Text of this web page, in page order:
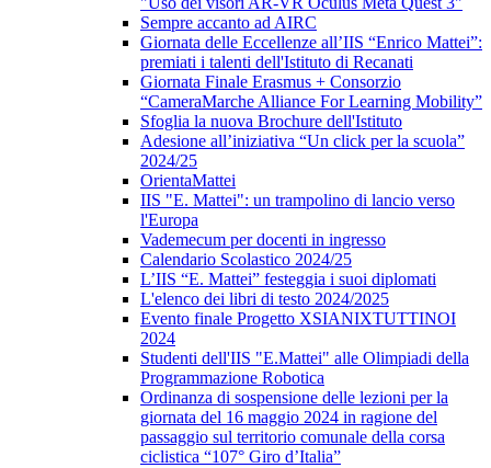
Sempre accanto ad AIRC
Giornata delle Eccellenze all’IIS “Enrico Mattei”:
premiati i talenti dell'Istituto di Recanati
Giornata Finale Erasmus + Consorzio
“CameraMarche Alliance For Learning Mobility”
Sfoglia la nuova Brochure dell'Istituto
Adesione all’iniziativa “Un click per la scuola”
2024/25
OrientaMattei
IIS "E. Mattei": un trampolino di lancio verso
l'Europa
Vademecum per docenti in ingresso
Calendario Scolastico 2024/25
L’IIS “E. Mattei” festeggia i suoi diplomati
L'elenco dei libri di testo 2024/2025
Evento finale Progetto XSIANIXTUTTINOI
2024
Studenti dell'IIS "E.Mattei" alle Olimpiadi della
Programmazione Robotica
Ordinanza di sospensione delle lezioni per la
giornata del 16 maggio 2024 in ragione del
passaggio sul territorio comunale della corsa
ciclistica “107° Giro d’Italia”